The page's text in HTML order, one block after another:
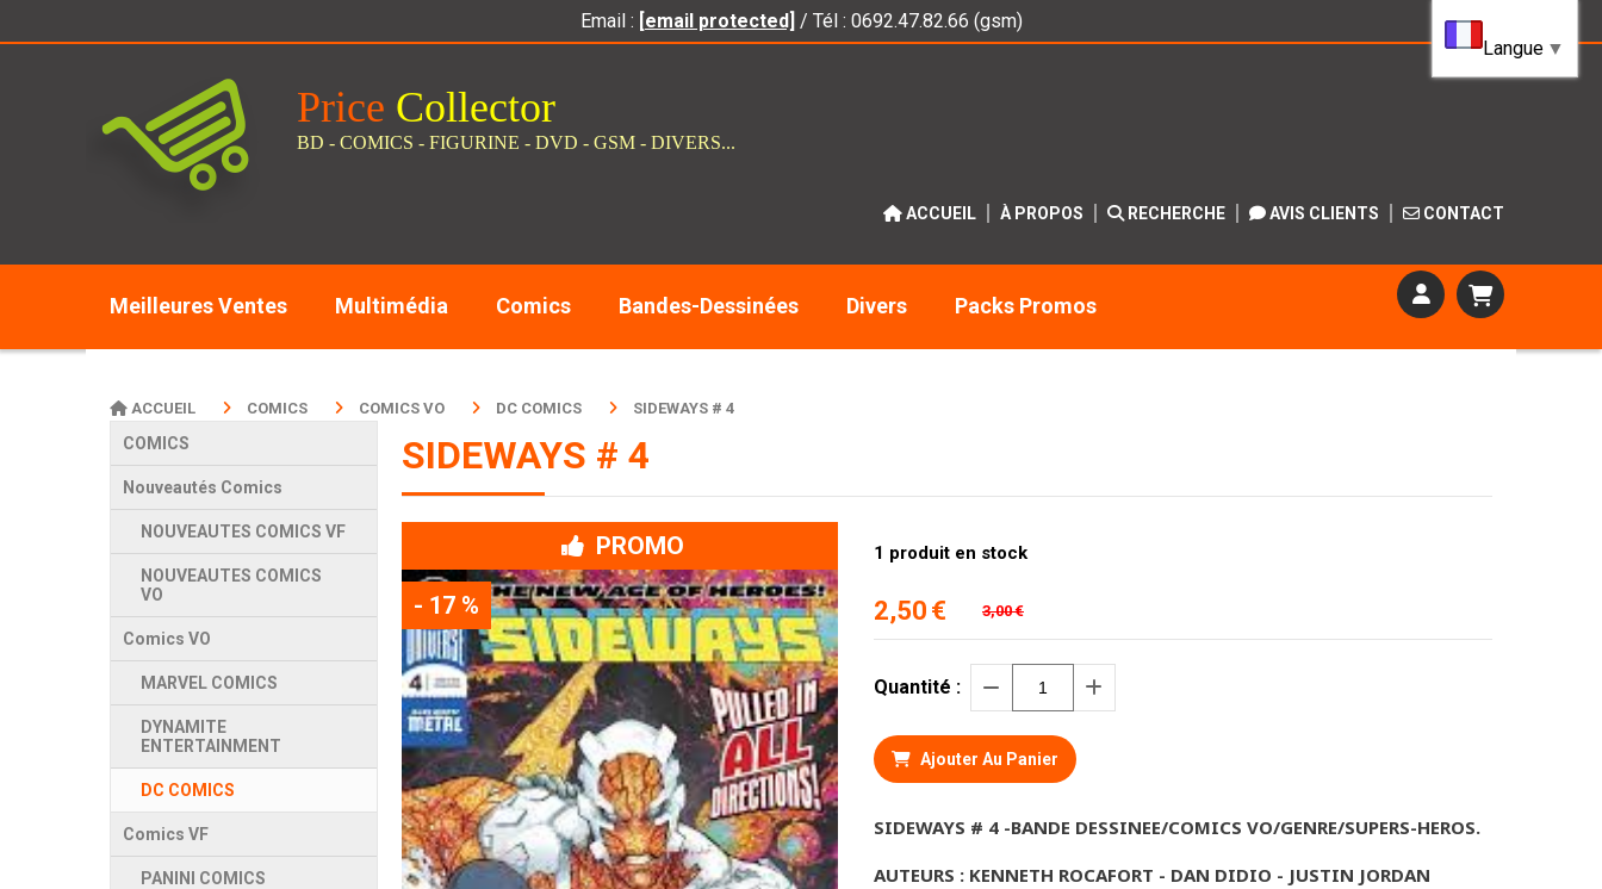
Email : [email protected] / Tél : 0692.47.82.66 (gsm)
Price Collector
BD - COMICS - FIGURINE - DVD - GSM - DIVERS...
ACCUEIL À PROPOS RECHERCHE AVIS CLIENTS CONTACT
Meilleures Ventes Multimédia Comics Bandes-Dessinées Divers Packs Promos
COMICS
Nouveautés Comics
NOUVEAUTES COMICS VF
NOUVEAUTES COMICS
VO
Comics VO
MARVEL COMICS
DYNAMITE
ENTERTAINMENT
DC COMICS
Comics VF
PANINI COMICS
ACCUEIL COMICS COMICS VO DC COMICS SIDEWAYS # 4
SIDEWAYS # 4
PROMO
- 17 % 2,50 € 3,00€
1 produit en stock
Quantité :
Ajouter Au Panier
SIDEWAYS # 4 -BANDE DESSINEE/COMICS VO/GENRE/SUPERS-HEROS.
AUTEURS : KENNETH ROCAFORT - DAN DIDIO - JUSTIN JORDAN
Langue ▼